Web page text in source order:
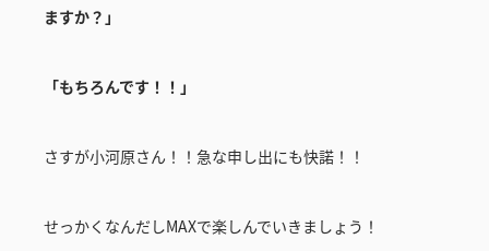
ますか？」
「もちろんです！！」
さすが小河原さん！！急な申し出にも快諾！！
せっかくなんだしMAXで楽しんでいきましょう！